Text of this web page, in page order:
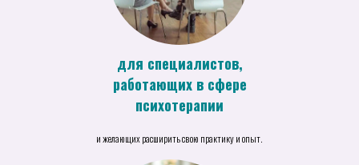
и желающих расширить свою практику и опыт.
для специалистов,
работающих в сфере
психотерапии